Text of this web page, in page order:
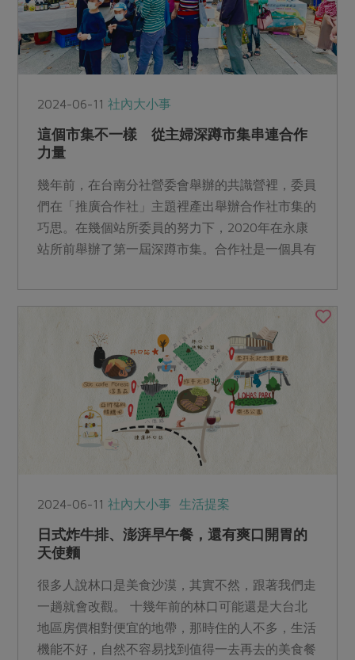
2024-06-11社內大小事
這個市集不一樣 從主婦深蹲市集串連合作
力量
幾年前，在台南分社營委會舉辦的共識營裡，委員
們在「推廣合作社」主題裡產出舉辦合作社市集的
巧思。在幾個站所委員的努力下，2020年在永康
站所前舉辦了第一屆深蹲市集。合作社是一個具有
遷，如何用看似商業化的方式增加合作社曝光率及
理念推廣，是對深蹲市集寄予的任務與期望。
2024-06-11社內大小事 生活提案
日式炸牛排、澎湃早午餐，還有爽口開胃的
天使麵
很多人說林口是美食沙漠，其實不然，跟著我們走
一趟就會改觀。 十幾年前的林口可能還是大台北
地區房價相對便宜的地帶，那時住的人不多，生活
機能不好，自然不容易找到值得一去再去的美食餐